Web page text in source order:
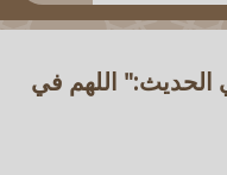
الحديث:" اللهم في